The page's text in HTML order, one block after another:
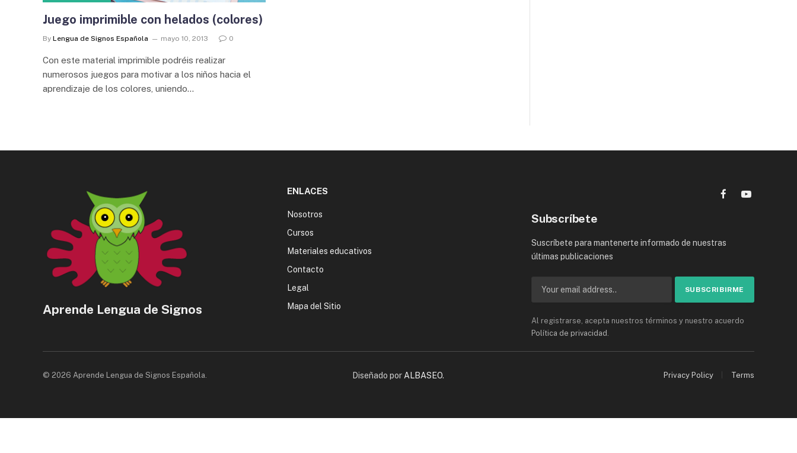
Juego imprimible con helados (colores)
By Lengua de Signos Española mayo 10, 2013 0
Con este material imprimible podréis realizar
numerosos juegos para motivar a los niños hacia el
aprendizaje de los colores, uniendo…
Aprende Lengua de Signos
ENLACES
Nosotros
Cursos
Materiales educativos
Contacto
Legal
Mapa del Sitio
FacebookYouTube
Subscríbete
Suscríbete para mantenerte informado de nuestras
últimas publicaciones
Al registrarse, acepta nuestros términos y nuestro acuerdo
Política de privacidad
© 2026 Aprende Lengua de Signos Española. Diseñado por ALBASEO. Privacy Policy Terms